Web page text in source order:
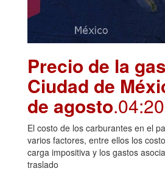
Precio de la
Ciudad de
de agosto.04:20
El costo de los carburantes en el
varios factores, entre ellos los
carga impositiva y los gastos
traslado